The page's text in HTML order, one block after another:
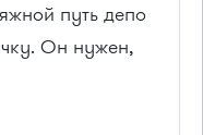
путь депо
Он нужен,